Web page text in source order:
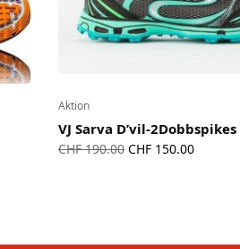
Aktion
VJ Sarva D’vil-2Dobbspikes
CHF190.00 Ursprünglicher
CHF 150.00Aktueller